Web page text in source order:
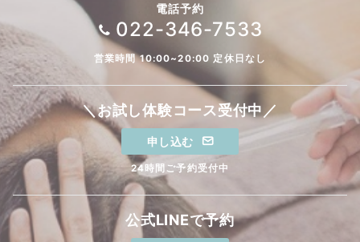
電話予約
022-346-7533
営業時間 10:00~20:00 定休日なし
＼お試し体験コース受付中／
申し込む
24時間ご予約受付中
公式LINEで予約